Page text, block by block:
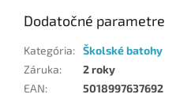
Dodatočné parametre
Kategória: Školské batohy
Záruka:
2 roky
EAN: 5018997637692